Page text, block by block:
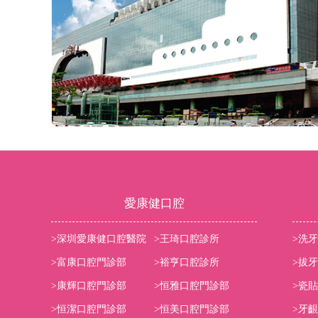
愛康健口腔
>深圳愛康健口腔醫院 >王琦口腔診所
>富康口腔門診部 >裕亨口腔診所
>康輝口腔門診部 >恒雅口腔門診部
>恒潔口腔門診部 >恒美口腔門診部
>洗牙
>拔牙
>瓷
>牙